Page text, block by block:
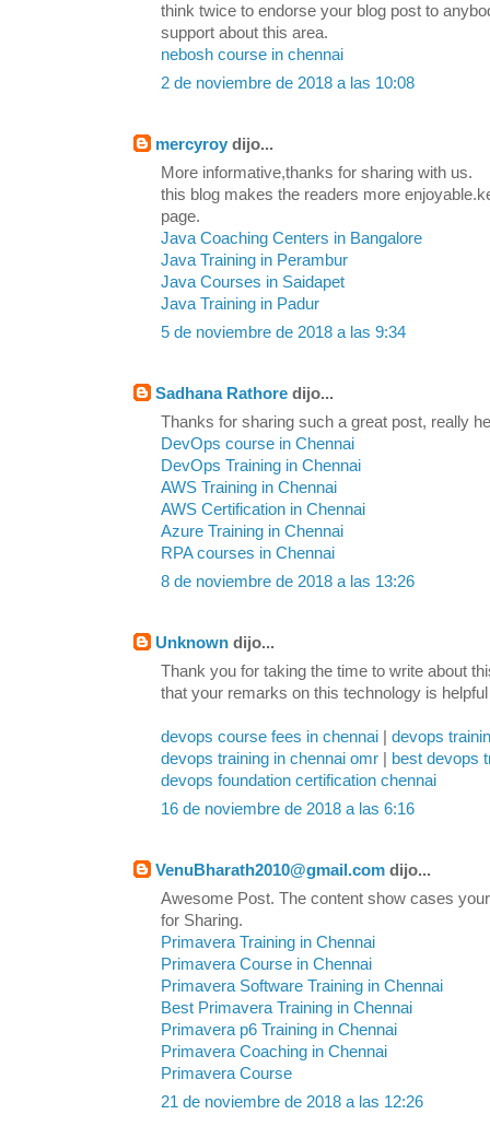
think twice to endorse your blog post to
support about this area.
nebosh course in chennai
2 de noviembre de 2018 a las 10:08
mercyroy dijo...
More informative,thanks for sharing with us.
this blog makes the readers more
page.
Java Coaching Centers in Bangalore
Java Training in Perambur
Java Courses in Saidapet
Java Training in Padur
5 de noviembre de 2018 a las 9:34
Sadhana Rathore dijo...
Thanks for sharing such a great post, really
DevOps course in Chennai
DevOps Training in Chennai
AWS Training in Chennai
AWS Certification in Chennai
Azure Training in Chennai
RPA courses in Chennai
8 de noviembre de 2018 a las 13:26
Unknown dijo...
Thank you for taking the time to write about
that your remarks on this technology is
devops course fees in chennai
devops
devops training in chennai omr
best devops
devops foundation certification chennai
16 de noviembre de 2018 a las 6:16
VenuBharath2010@gmail.com dijo...
Awesome Post. The content show cases
for Sharing.
Primavera Training in Chennai
Primavera Course in Chennai
Primavera Software Training in Chennai
Best Primavera Training in Chennai
Primavera p6 Training in Chennai
Primavera Coaching in Chennai
Primavera Course
21 de noviembre de 2018 a las 12:26